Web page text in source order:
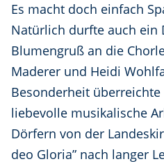
Es macht doch einfach
Natürlich durfte auch ein
Blumengruß an die
Maderer und Heidi
Besonderheit
liebevolle musikalische
Dörfern von der
deo Gloria” nach langer